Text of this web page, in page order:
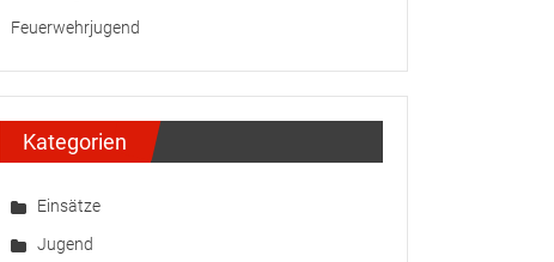
Feuerwehrjugend
Kategorien
Einsätze
Jugend